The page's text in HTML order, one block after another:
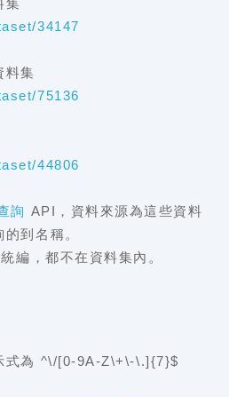
集
34147
料集
75136
44806
詢 API，資料來源為這些資料
到名稱。
編，都不在資料集內。
式為 ^\/[0-9A-Z\+\-\.]{7}$